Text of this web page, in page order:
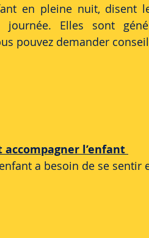
en pleine nuit, disent
Elles sont
pouvez demander
accompagner l’enfant
a besoin de se sentir